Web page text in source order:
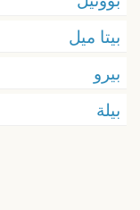
بيتا ميل
بيرو
بيلة